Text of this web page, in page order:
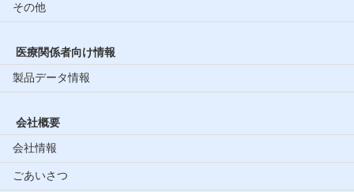
その他
医療関係者向け情報
製品データ情報
会社概要
会社情報
ごあいさつ